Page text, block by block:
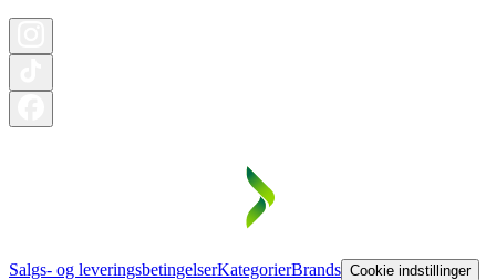
Salgs- og leveringsbetingelserKategorierBrands Cookie indstillinger